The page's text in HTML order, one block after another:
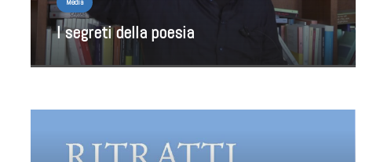
Media
I segreti della poesia